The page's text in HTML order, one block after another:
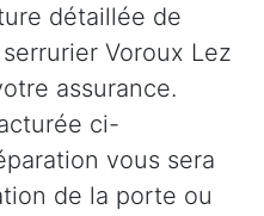
détaillée de
Voroux Lez
assurance.
ci-
vous sera
de la porte ou